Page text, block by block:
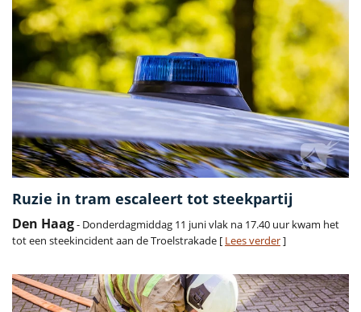
Ruzie in tram escaleert tot steekpartij
Den Haag- Donderdagmiddag 11 juni vlak na 17.40 uur kwam het
tot een steekincident aan de Troelstrakade [ Lees verder]